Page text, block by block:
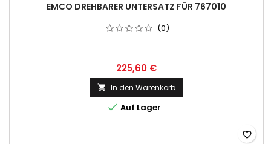
EMCO DREHBARER UNTERSATZ FÜR 767010
(0)
225,60 €
 In den Warenkorb
 Auf Lager
favorite_border